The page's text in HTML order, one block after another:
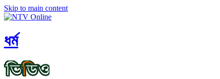
Skip to main content
ধর্ম